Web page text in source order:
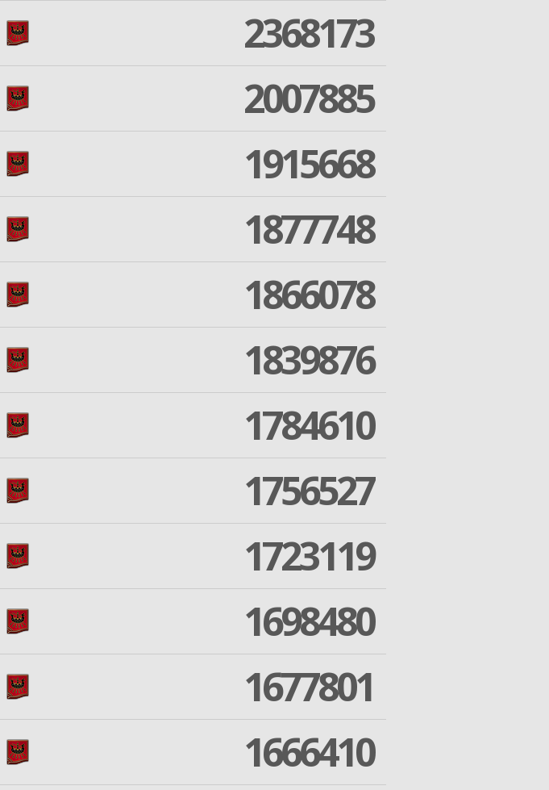
2368173
2007885
1915668
1877748
1866078
1839876
1784610
1756527
1723119
1698480
1677801
1666410